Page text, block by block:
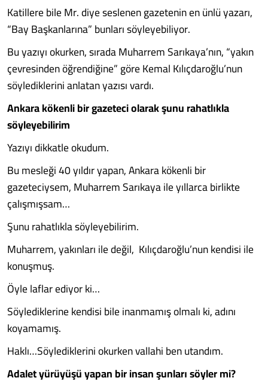
Katillere bile Mr. diye seslenen gazetenin en ünlü yazarı,
“Bay Başkanlarına” bunları söyleyebiliyor.
Bu yazıyı okurken, sırada Muharrem Sarıkaya’nın, “yakın
çevresinden öğrendiğine” göre Kemal Kılıçdaroğlu’nun
söylediklerini anlatan yazısı vardı.
Ankara kökenli bir gazeteci olarak şunu rahatlıkla
söyleyebilirim
Yazıyı dikkatle okudum.
Bu mesleği 40 yıldır yapan, Ankara kökenli bir
gazeteciysem, Muharrem Sarıkaya ile yıllarca birlikte
çalışmışsam…
Şunu rahatlıkla söyleyebilirim.
Muharrem, yakınları ile değil, Kılıçdaroğlu’nun kendisi ile
konuşmuş.
Öyle laflar ediyor ki…
Söylediklerine kendisi bile inanmamış olmalı ki, adını
koyamamış.
Haklı…Söylediklerini okurken vallahi ben utandım.
Adalet yürüyüşü yapan bir insan şunları söyler mi?